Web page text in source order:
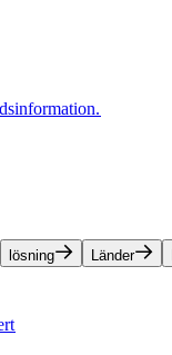
lösning​​ Länder​​